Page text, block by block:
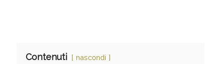
Contenuti nascondi